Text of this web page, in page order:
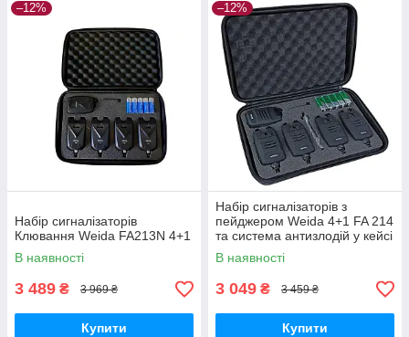
–12%
Набір сигналізаторів
Клювання Weida FA213N 4+1
В наявності
3 489 ₴ 3 969 ₴
Купити
–12%
Набір сигналізаторів з
пейджером Weida 4+1 FA 214
та система антизлодій у кейсі
В наявності
3 049 ₴ 3 459 ₴
Купити